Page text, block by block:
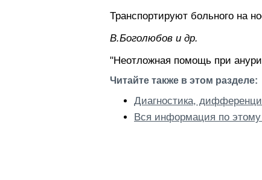
Транспортируют больного на
В.Боголюбов и др.
"Неотложная помощь при
Читайте также в этом разделе:
Диагностика,
Вся информация по этому